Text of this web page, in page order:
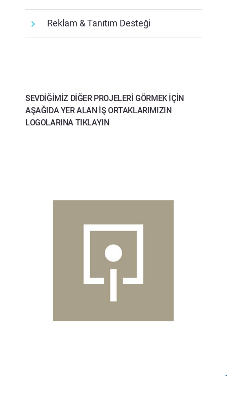
Reklam & Tanıtım Desteği
SEVDİĞİMİZ DİĞER PROJELERİ GÖRMEK İÇİN
AŞAĞIDA YER ALAN İŞ ORTAKLARIMIZIN
LOGOLARINA TIKLAYIN